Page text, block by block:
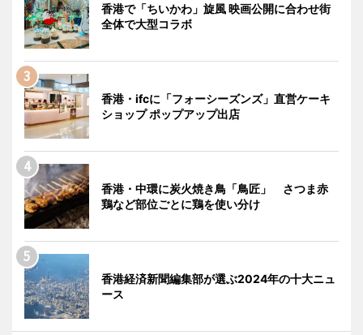
香港で「ちいかわ」旋風 映画公開に合わせ街
全体で大型コラボ
香港・ifcに「フォーシーズンズ」直営ケーキ
ショップ ポップアップ出店
香港・中環に炭火焼き鳥「鳥匠」 さつま赤
鶏など部位ごとに鶏を使い分け
香港経済新聞編集部が選ぶ2024年の十大ニュ
ース